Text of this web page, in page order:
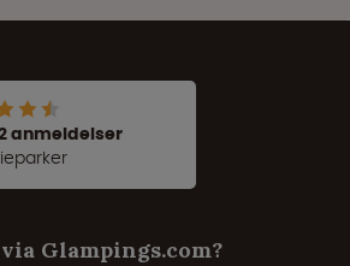
anmeldelser
Glampings.com?